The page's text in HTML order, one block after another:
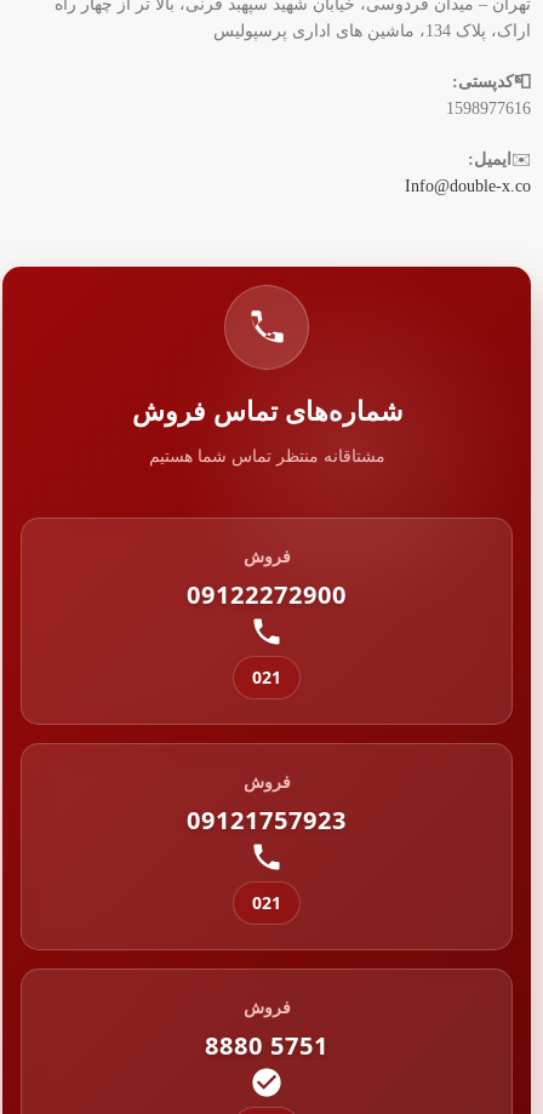
تهران – میدان فردوسی، خیابان شهید سپهبد قرنی، بالا تر از چهار راه
اراک، پلاک 134، ماشین های اداری پرسپولیس
📮کدپستی:
1598977616
✉️ ایمیل:
Info@double-x.co
شماره‌های تماس فروش
مشتاقانه منتظر تماس شما هستیم
فروش
09122272900
021
فروش
09121757923
021
فروش
8880 5751